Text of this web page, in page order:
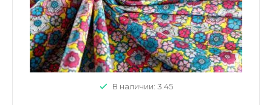
В наличии: 3.45